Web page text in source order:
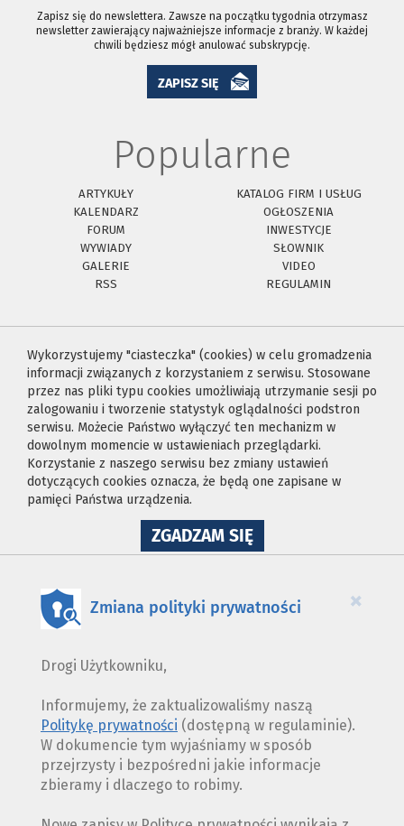
Zapisz się do newslettera. Zawsze na początku tygodnia otrzymasz
newsletter zawierający najważniejsze informacje z branży. W każdej
chwili będziesz mógł anulować subskrypcję.
ZAPISZ SIĘ
Popularne
ARTYKUŁY
KATALOG FIRM I USŁUG
KALENDARZ
OGŁOSZENIA
FORUM
INWESTYCJE
WYWIADY
SŁOWNIK
GALERIE
VIDEO
RSS
REGULAMIN
Wykorzystujemy "ciasteczka" (cookies) w celu gromadzenia
informacji związanych z korzystaniem z serwisu. Stosowane
przez nas pliki typu cookies umożliwiają utrzymanie sesji po
zalogowaniu i tworzenie statystyk oglądalności podstron
serwisu. Możecie Państwo wyłączyć ten mechanizm w
dowolnym momencie w ustawieniach przeglądarki.
Korzystanie z naszego serwisu bez zmiany ustawień
dotyczących cookies oznacza, że będą one zapisane w
pamięci Państwa urządzenia.
ZGADZAM SIĘNA
WYKORZYSTANIE
×
Zmiana polityki prywatności
Drogi Użytkowniku,
Informujemy, że zaktualizowaliśmy naszą
Politykę prywatności (dostępną w regulaminie).
W dokumencie tym wyjaśniamy w sposób
przejrzysty i bezpośredni jakie informacje
zbieramy i dlaczego to robimy.